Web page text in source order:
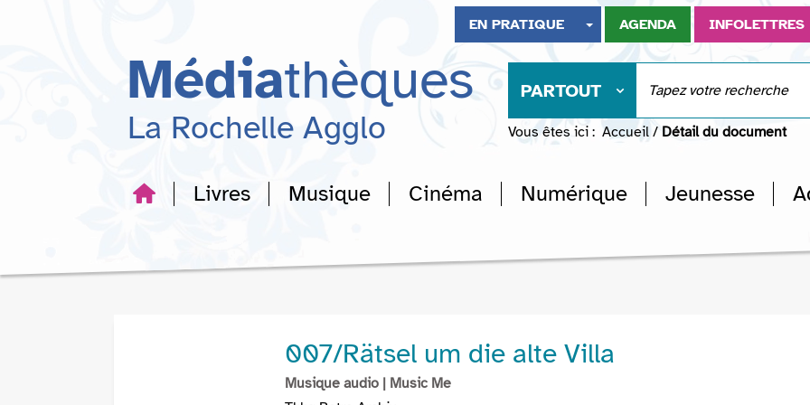
recherche
EN PRATIQUE AGENDA INFOLETTRES
Médiathèques
La Rochelle Agglo
PARTOUT
Vous êtes ici : Accueil / Détail du document
Livres Musique Cinéma Numérique Jeunesse
007/Rätsel um die alte Villa
Musique audio | Music Me